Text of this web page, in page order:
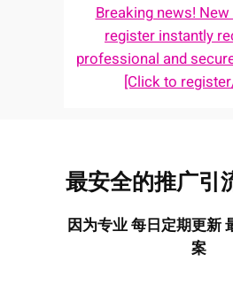
Breaking news!
register instantly
professional and
[Click to
最安全的推广引
因为专业 每日定期更新
案